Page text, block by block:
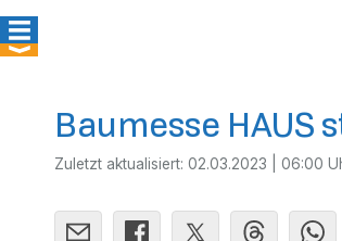
Baumesse HAUS
Zuletzt aktualisiert: 02.03.2023 | 06:00